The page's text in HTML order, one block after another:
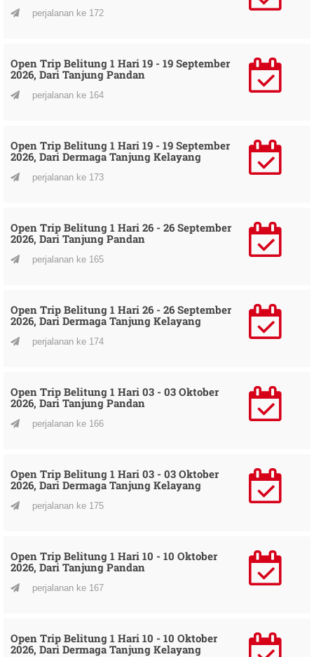
perjalanan ke 172
Open Trip Belitung 1 Hari 19 - 19 September
2026, Dari Tanjung Pandan
perjalanan ke 164
Open Trip Belitung 1 Hari 19 - 19 September
2026, Dari Dermaga Tanjung Kelayang
perjalanan ke 173
Open Trip Belitung 1 Hari 26 - 26 September
2026, Dari Tanjung Pandan
perjalanan ke 165
Open Trip Belitung 1 Hari 26 - 26 September
2026, Dari Dermaga Tanjung Kelayang
perjalanan ke 174
Open Trip Belitung 1 Hari 03 - 03 Oktober
2026, Dari Tanjung Pandan
perjalanan ke 166
Open Trip Belitung 1 Hari 03 - 03 Oktober
2026, Dari Dermaga Tanjung Kelayang
perjalanan ke 175
Open Trip Belitung 1 Hari 10 - 10 Oktober
2026, Dari Tanjung Pandan
perjalanan ke 167
Open Trip Belitung 1 Hari 10 - 10 Oktober
2026, Dari Dermaga Tanjung Kelayang